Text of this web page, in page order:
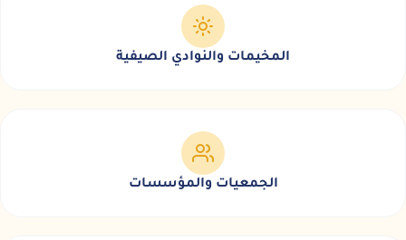
المخيمات والنوادي الصيفية
الجمعيات والمؤسسات